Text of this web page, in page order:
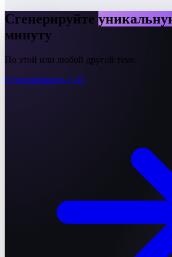
Сгенерируйте
минуту
По этой или любой другой теме.
Сгенерировать с AI